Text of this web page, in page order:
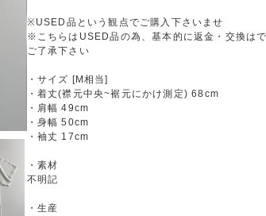
※USED品という観点でご購入下さいませ
※こちらはUSED品の為、基本的に返金・交換は
ご了承下さい
・サイズ [M相当]
・着丈(襟元中央~裾元にかけ測定) 68cm
・肩幅 49cm
・身幅 50cm
・袖丈 17cm
・素材
不明記
・生産